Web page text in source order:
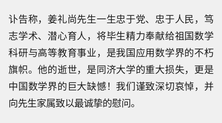
讣告称，姜礼尚先生一生忠于党、忠于人民，笃
志学术、潜心育人，将毕生精力奉献给祖国数学
科研与高等教育事业，是我国应用数学界的不朽
旗帜。他的逝世，是同济大学的重大损失，更是
中国数学界的巨大缺憾！我们谨致深切哀悼，并
向先生家属致以最诚挚的慰问。